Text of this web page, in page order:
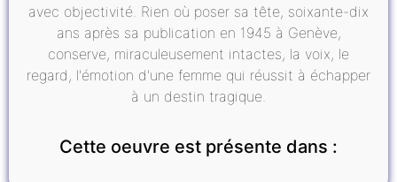
avec objectivité. Rien où poser sa tête, soixante-dix
ans après sa publication en 1945 à Genève,
conserve, miraculeusement intactes, la voix, le
regard, l'émotion d'une femme qui réussit à échapper
à un destin tragique.
Cette oeuvre est présente dans :